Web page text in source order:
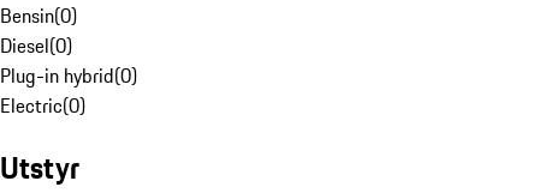
Bensin(0)
Diesel(0)
Plug-in hybrid(0)
Electric(0)
Utstyr